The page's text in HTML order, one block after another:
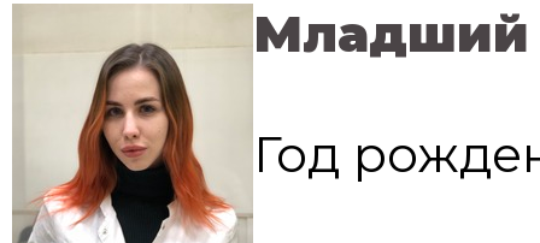
Младший
Год